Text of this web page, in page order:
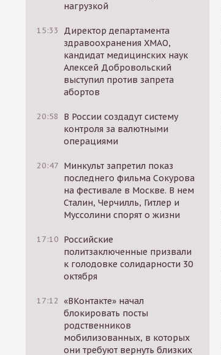
нагрузкой
15:33
Директор департамента
здравоохранения ХМАО,
кандидат медицинских наук
Алексей Добровольский
выступил против запрета
абортов
20:58
В России создадут систему
контроля за валютными
операциями
20:47 Минкульт запретил показ
последнего фильма Сокурова
на фестивале в Москве. В нем
Сталин, Черчилль, Гитлер и
Муссолини спорят о жизни
17:10 Российские
политзаключенные призвали
к голодовке солидарности 30
октября
17:12 «ВКонтакте» начал
блокировать посты
родственников
мобилизованных, в которых
они требуют вернуть близких